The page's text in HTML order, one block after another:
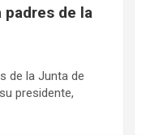
padres de la
de la Junta de
presidente,